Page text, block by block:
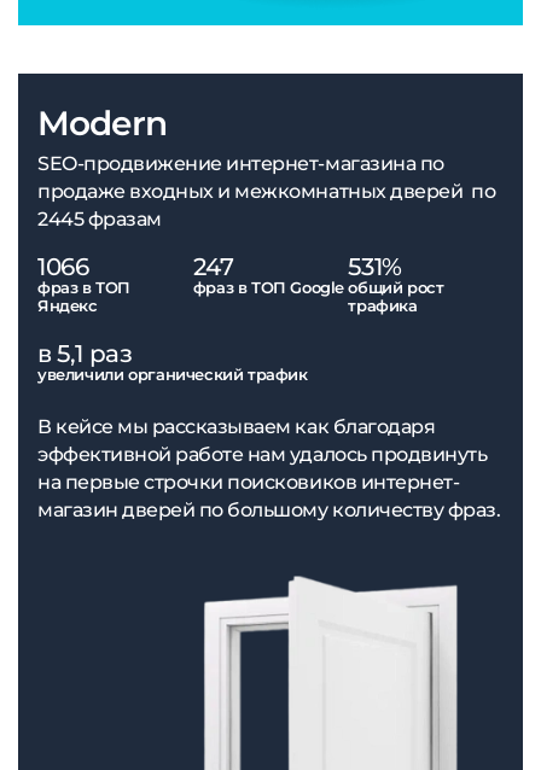
Modern
SEO-продвижение интернет-магазина по
продаже входных и межкомнатных дверей по
2445 фразам
1066
фраз в ТОП
Яндекс
247
фраз в ТОП Google
531%
общий рост
трафика
в 5,1 раз
увеличили органический трафик
В кейсе мы рассказываем как благодаря
эффективной работе нам удалось продвинуть
на первые строчки поисковиков интернет-
магазин дверей по большому количеству фраз.